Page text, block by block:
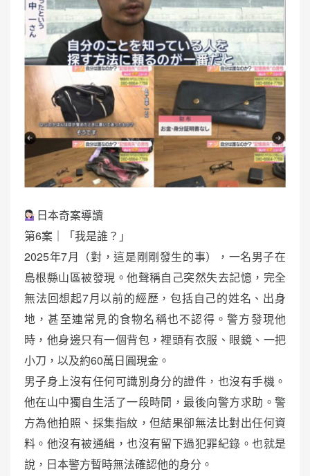
o
n
日本奇案導讀
第6案｜「我是誰？」
2025年7月（對，這是剛剛發生的事），一名男子在
島根縣山區被發現。他聲稱自己突然失去記憶，完全
無法回想起7月以前的經歷，包括自己的姓名、出身
地，甚至連常見的食物名稱也不認得。警方發現他
時，他身邊只有一個背包，裡頭有衣服、眼鏡、一把
小刀，以及約60萬日圓現金。
男子身上沒有任何可識別身分的證件，也沒有手機。
他在山中獨自生活了一段時間，最後向警方求助。警
方為他拍照、採集指紋，但結果卻無法比對出任何資
料。他沒有被通緝，也沒有留下過犯罪紀錄。也就是
說，日本警方暫時無法確認他的身分。